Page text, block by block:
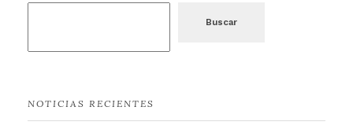
Buscar
NOTICIAS RECIENTES